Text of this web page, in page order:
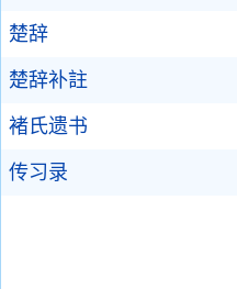
楚辞
楚辞补註
褚氏遗书
传习录